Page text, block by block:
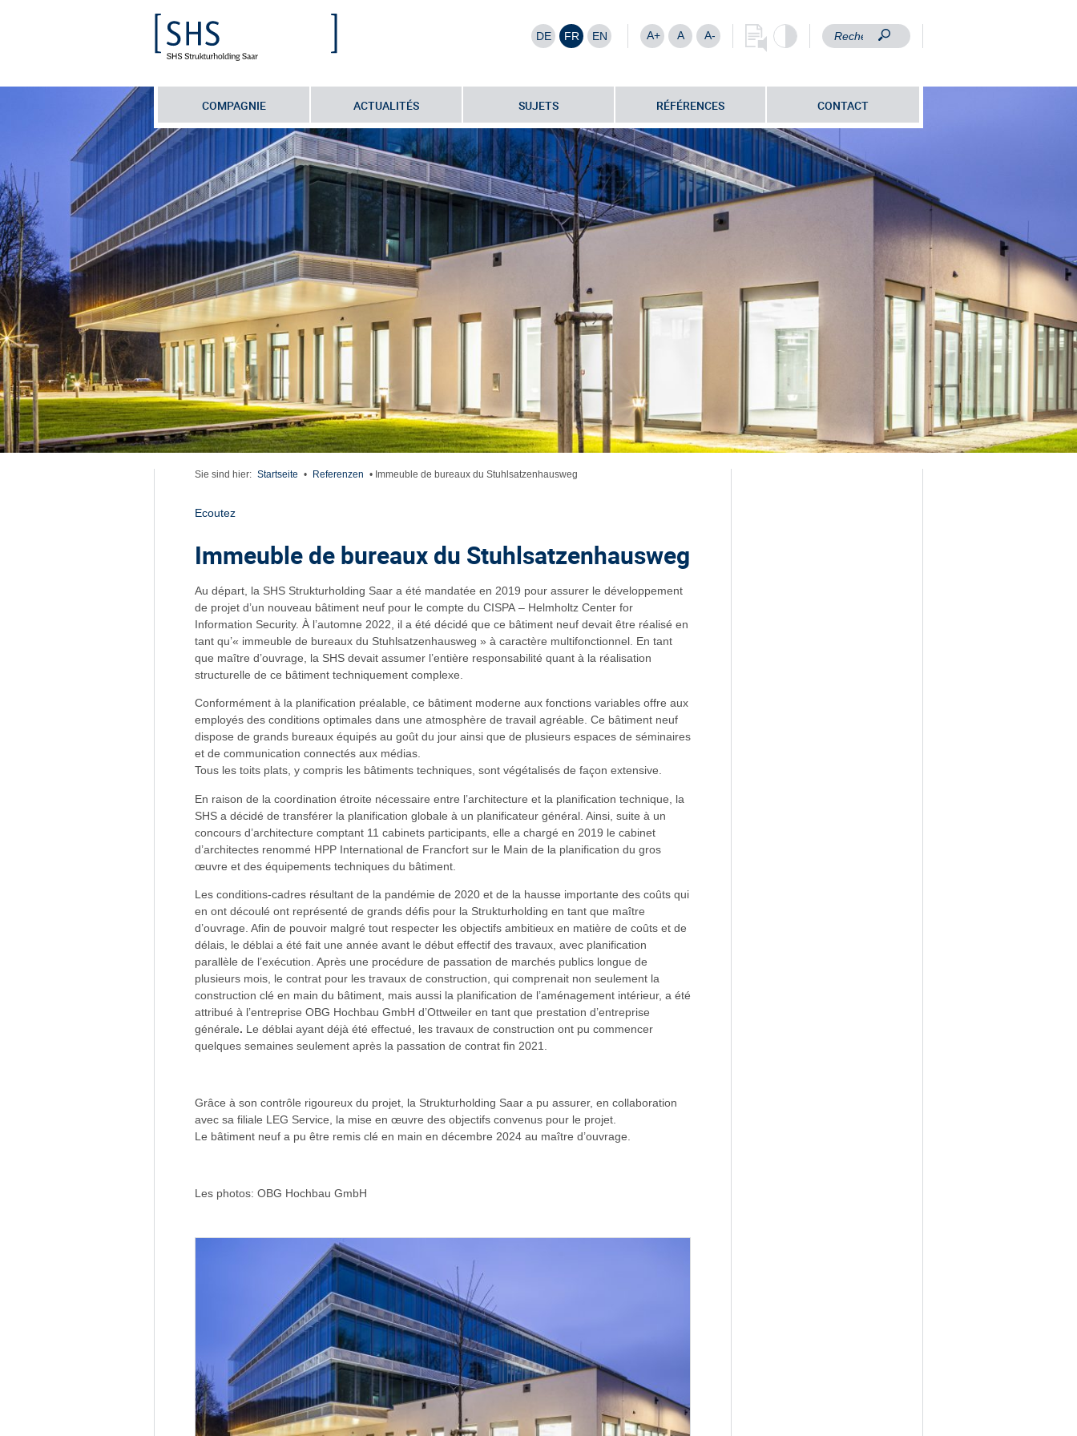
DE FR EN A+ A A-
COMPAGNIE ACTUALITÉS SUJETS RÉFÉRENCES CONTACT
Sie sind hier: Startseite • Referenzen • Immeuble de bureaux du Stuhlsatzenhausweg
Ecoutez
Immeuble de bureaux du Stuhlsatzenhausweg
Au départ, la SHS Strukturholding Saar a été mandatée en 2019 pour assurer le développement
de projet d’un nouveau bâtiment neuf pour le compte du CISPA – Helmholtz Center for
Information Security. À l’automne 2022, il a été décidé que ce bâtiment neuf devait être réalisé en
tant qu’« immeuble de bureaux du Stuhlsatzenhausweg » à caractère multifonctionnel. En tant
que maître d’ouvrage, la SHS devait assumer l’entière responsabilité quant à la réalisation
structurelle de ce bâtiment techniquement complexe.
Conformément à la planification préalable, ce bâtiment moderne aux fonctions variables offre aux
employés des conditions optimales dans une atmosphère de travail agréable. Ce bâtiment neuf
dispose de grands bureaux équipés au goût du jour ainsi que de plusieurs espaces de séminaires
et de communication connectés aux médias.
Tous les toits plats, y compris les bâtiments techniques, sont végétalisés de façon extensive.
En raison de la coordination étroite nécessaire entre l’architecture et la planification technique, la
SHS a décidé de transférer la planification globale à un planificateur général. Ainsi, suite à un
concours d’architecture comptant 11 cabinets participants, elle a chargé en 2019 le cabinet
d’architectes renommé HPP International de Francfort sur le Main de la planification du gros
œuvre et des équipements techniques du bâtiment.
Les conditions-cadres résultant de la pandémie de 2020 et de la hausse importante des coûts qui
en ont découlé ont représenté de grands défis pour la Strukturholding en tant que maître
d’ouvrage. Afin de pouvoir malgré tout respecter les objectifs ambitieux en matière de coûts et de
délais, le déblai a été fait une année avant le début effectif des travaux, avec planification
parallèle de l’exécution. Après une procédure de passation de marchés publics longue de
plusieurs mois, le contrat pour les travaux de construction, qui comprenait non seulement la
construction clé en main du bâtiment, mais aussi la planification de l’aménagement intérieur, a été
attribué à l’entreprise OBG Hochbau GmbH d’Ottweiler en tant que prestation d’entreprise
générale. Le déblai ayant déjà été effectué, les travaux de construction ont pu commencer
quelques semaines seulement après la passation de contrat fin 2021.
Grâce à son contrôle rigoureux du projet, la Strukturholding Saar a pu assurer, en collaboration
avec sa filiale LEG Service, la mise en œuvre des objectifs convenus pour le projet.
Le bâtiment neuf a pu être remis clé en main en décembre 2024 au maître d’ouvrage.
Les photos: OBG Hochbau GmbH